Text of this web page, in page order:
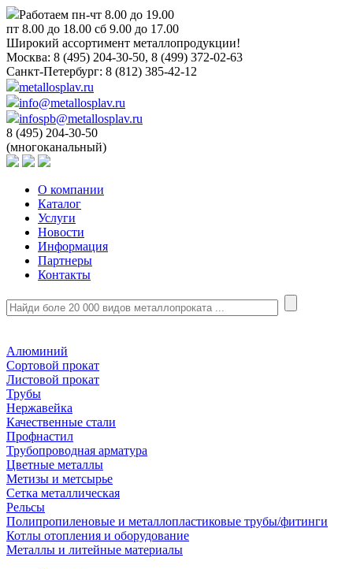
Работаем пн-чт 8.00 до 19.00
пт 8.00 до 18.00 сб 9.00 до 17.00
Широкий ассортимент металлопродукции!
Москва: 8 (495) 204-30-50, 8 (499) 372-02-63
Санкт-Петербург: 8 (812) 385-42-12
metallosplav.ru
info@metallosplav.ru
infospb@metallosplav.ru
8 (495) 204-30-50
(многоканальный)
О компании
Каталог
Услуги
Новости
Информация
Партнеры
Контакты
Алюминий
Сортовой прокат
Листовой прокат
Трубы
Нержавейка
Качественные стали
Профнастил
Трубопроводная арматура
Цветные металлы
Метизы и метсырье
Сетка металлическая
Рельсы
Полипропиленовые и металлопластиковые трубы/фитинги
Котлы отопления и оборудование
Металлы и литейные материалы